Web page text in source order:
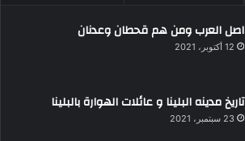
اصل العرب ومن هم قحطان وعدنان
12 أكتوبر، 2021
تاريخ مدينه البلينا و عائلات الهوارة بالبلينا
23 سبتمبر، 2021